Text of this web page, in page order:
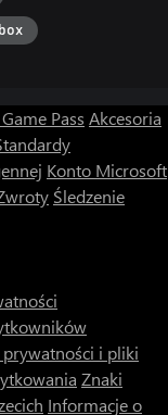
Pass Akcesoria
Konto Microsoft
Śledzenie
i pliki
Znaki
Informacje o